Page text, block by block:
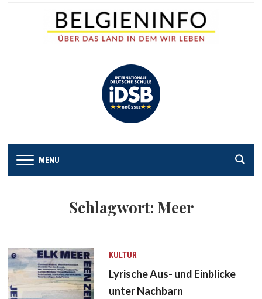
MENU
Schlagwort: Meer
KULTUR
Lyrische Aus- und Einblicke
unter Nachbarn